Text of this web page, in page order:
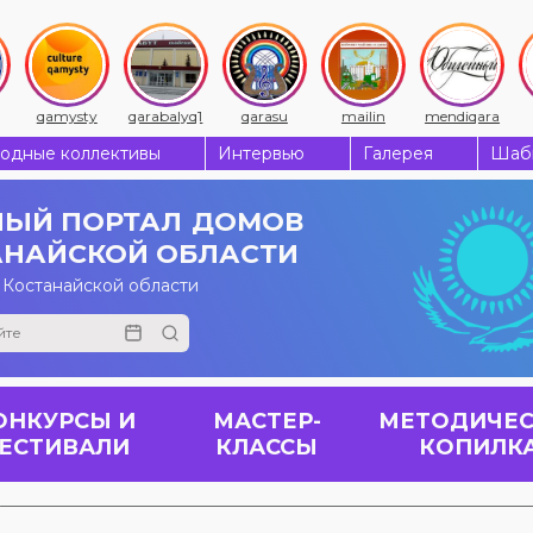
qamysty qarabalyq1 qarasu mailin mendiqara
коллективы Интервью Галерея
ПОРТАЛ ДОМОВ
ОБЛАСТИ
области
И
МАСТЕР-
КЛАССЫ